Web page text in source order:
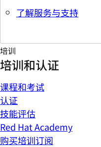
了解服务与支持
培训
培训和认证
课程和考试
认证
技能评估
Red Hat Academy
购买培训订阅